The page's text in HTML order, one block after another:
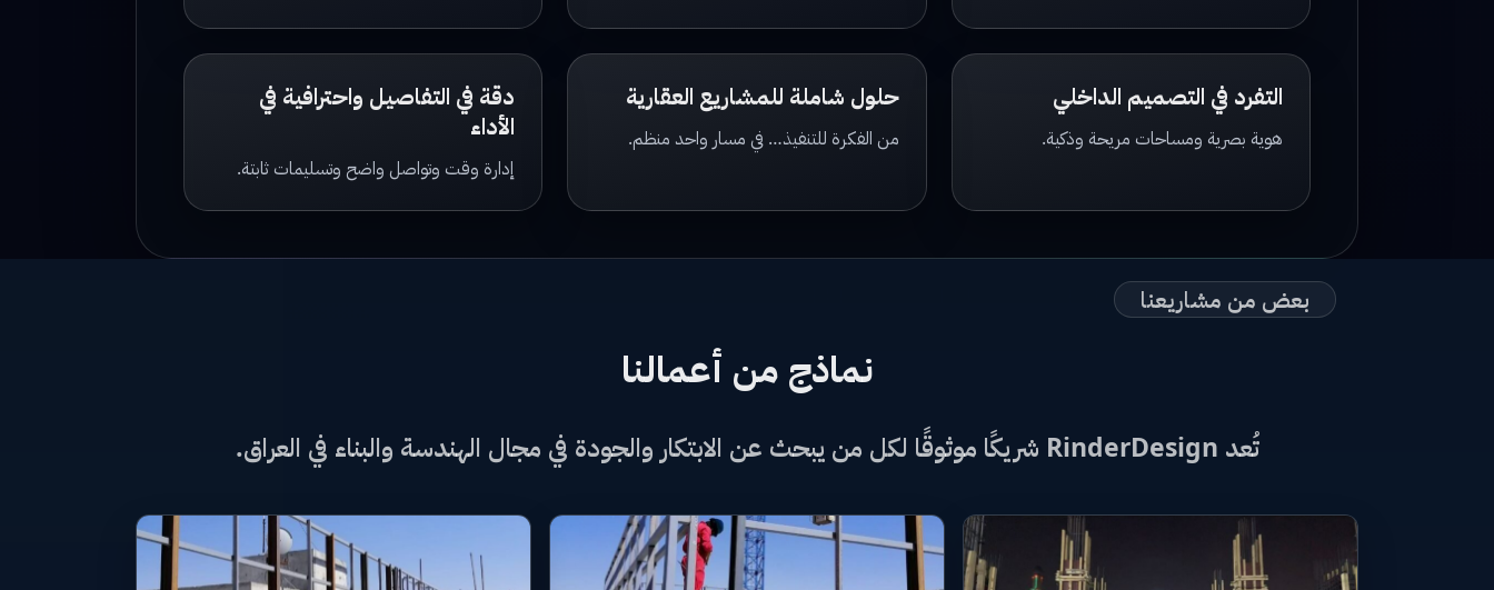
التفرد في التصميم الداخلي حلول شاملة للمشاريع العقارية
دقة في التفاصيل واحترافية في
الأداء
بعض من مشاريعنا
نماذج من أعمالنا
تُعد RinderDesign شريكًا موثوقًا لكل من يبحث عن الابتكار والجودة في مجال الهندسة والبناء في العراق.